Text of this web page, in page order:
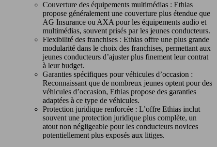
Couverture des équipements multimédias : Ethias
propose généralement une couverture plus étendue que
AG Insurance ou AXA pour les équipements audio et
multimédias, souvent prisés par les jeunes conducteurs.
Flexibilité des franchises : Ethias offre une plus grande
modularité dans le choix des franchises, permettant aux
jeunes conducteurs d’ajuster plus finement leur contrat
à leur budget.
Garanties spécifiques pour véhicules d’occasion :
Reconnaissant que de nombreux jeunes optent pour des
véhicules d’occasion, Ethias propose des garanties
adaptées à ce type de véhicules.
Protection juridique renforcée : L’offre Ethias inclut
souvent une protection juridique plus complète, un
atout non négligeable pour les conducteurs novices
potentiellement plus exposés aux litiges.